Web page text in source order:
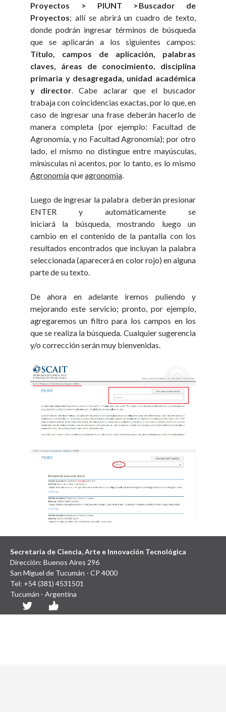
Proyectos > PIUNT >Buscadorde
Proyectos; allí se abrirá un cuadro de texto,
donde podrán ingresar términos de búsqueda
que se aplicarán a los siguientes campos:
Título, campos de aplicación, palabras
claves, áreas de conocimiento, disciplina
primaria y desagregada, unidad académica
y director. Cabe aclarar que el buscador
trabaja con coincidencias exactas, por lo que, en
caso de ingresar una frase deberán hacerlo de
manera completa (por ejemplo: Facultad de
Agronomía, y no Facultad Agronomía); por otro
lado, el mismo no distingue entre mayúsculas,
minúsculas ni acentos, por lo tanto, es lo mismo
Agronomíaqueagronomia.
Luego de ingresar la palabra deberán presionar
ENTER y automáticamente se
iniciará la búsqueda, mostrando luego un
cambio en el contenido de la pantalla con los
resultados encontrados que incluyan la palabra
seleccionada (aparecerá en color rojo) en alguna
parte de su texto.
De ahora en adelante iremos puliendo y
mejorando este servicio; pronto, por ejemplo,
agregaremos un filtro para los campos en los
que se realiza la búsqueda. Cualquier sugerencia
y/o corrección serán muy bienvenidas.
Secretaria de Ciencia, Arte e Innovación Tecnológica
Dirección: Buenos Aires 296
San Miguel de Tucumán - CP 4000
Tel: +54 (381) 4531501
Tucumán - Argentina